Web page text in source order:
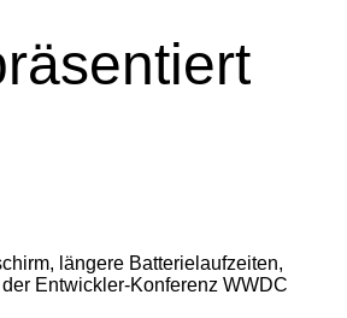
längere Batterielaufzeiten,
Entwickler-Konferenz WWDC